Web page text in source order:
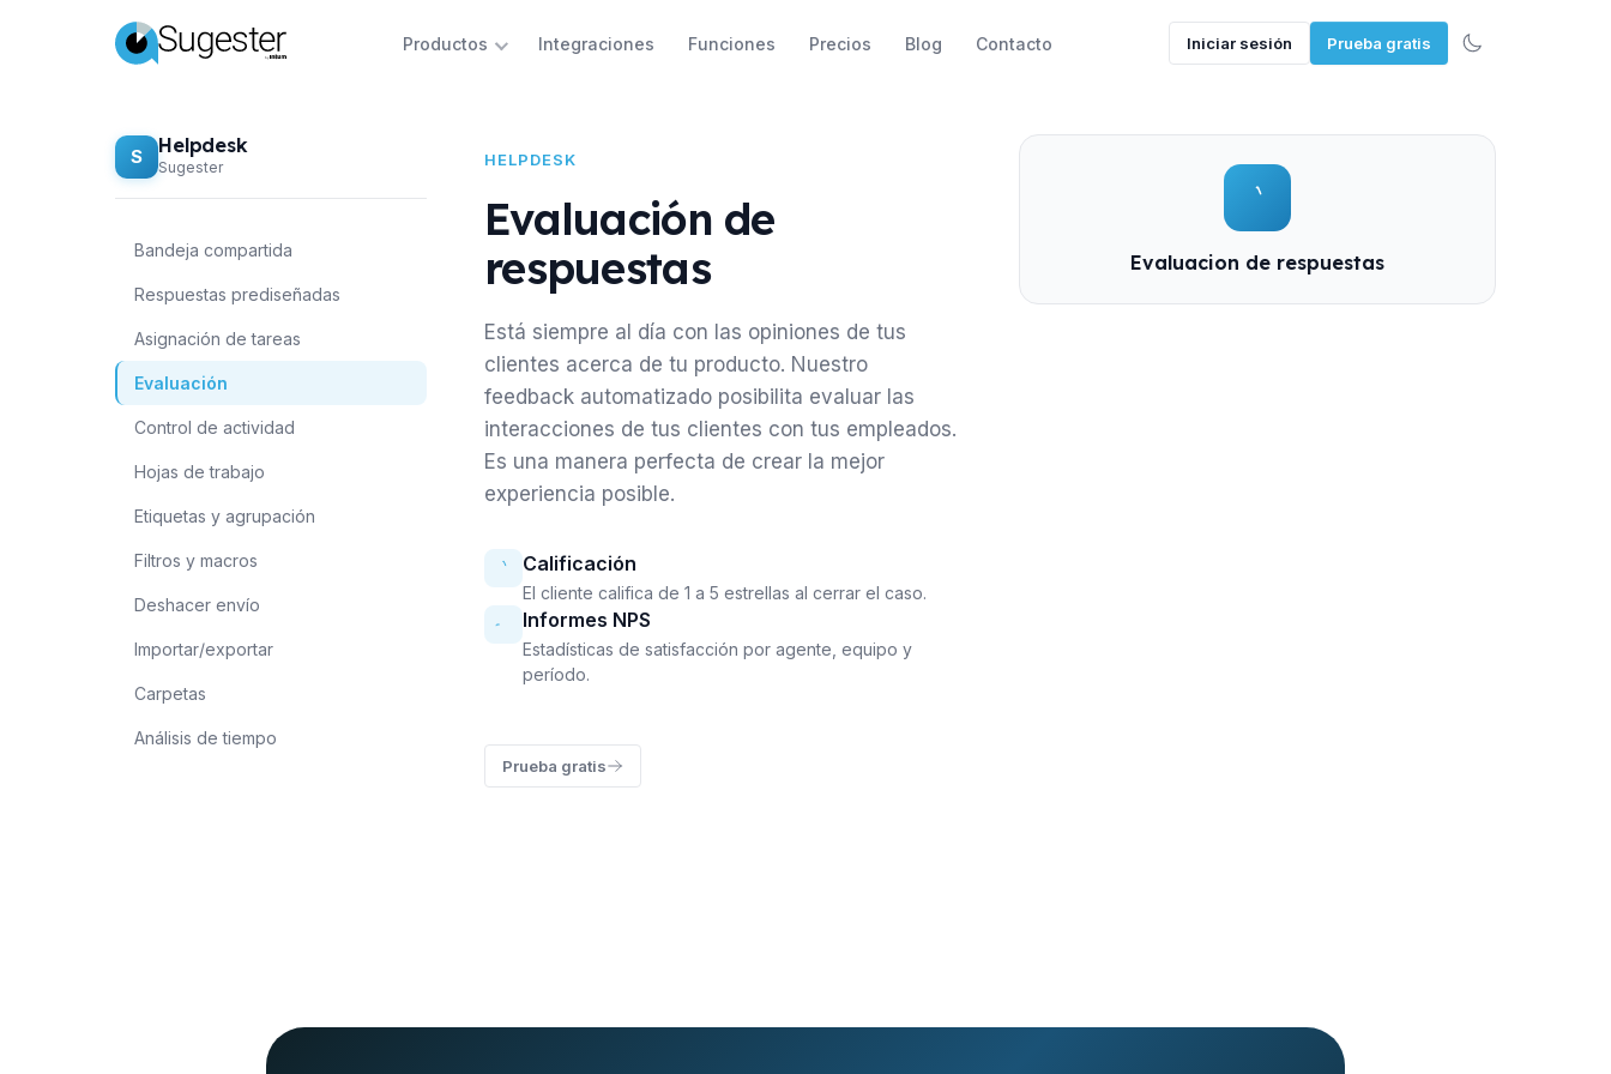
Productos Integraciones Funciones Precios Blog Contacto Iniciar sesión Prueba gratis
S Helpdesk
Sugester
Bandeja compartida
Respuestas prediseñadas
Asignación de tareas
Evaluación
Control de actividad
Hojas de trabajo
Etiquetas y agrupación
Filtros y macros
Deshacer envío
Importar/exportar
Carpetas
Análisis de tiempo
HELPDESK
Evaluación de
respuestas
Está siempre al día con las opiniones de tus
clientes acerca de tu producto. Nuestro
feedback automatizado posibilita evaluar las
interacciones de tus clientes con tus empleados.
Es una manera perfecta de crear la mejor
experiencia posible.
Calificación
El cliente califica de 1 a 5 estrellas al cerrar el caso.
Informes NPS
Estadísticas de satisfacción por agente, equipo y
período.
Prueba gratis
Evaluacion de respuestas